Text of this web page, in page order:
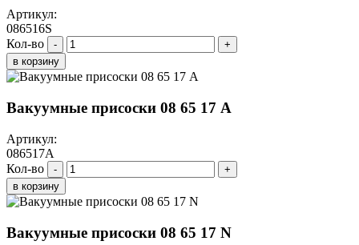
Артикул:
086516S
Кол-во
-
+
в корзину
Вакуумные присоски 08 65 17 A
Артикул:
086517A
Кол-во
-
+
в корзину
Вакуумные присоски 08 65 17 N